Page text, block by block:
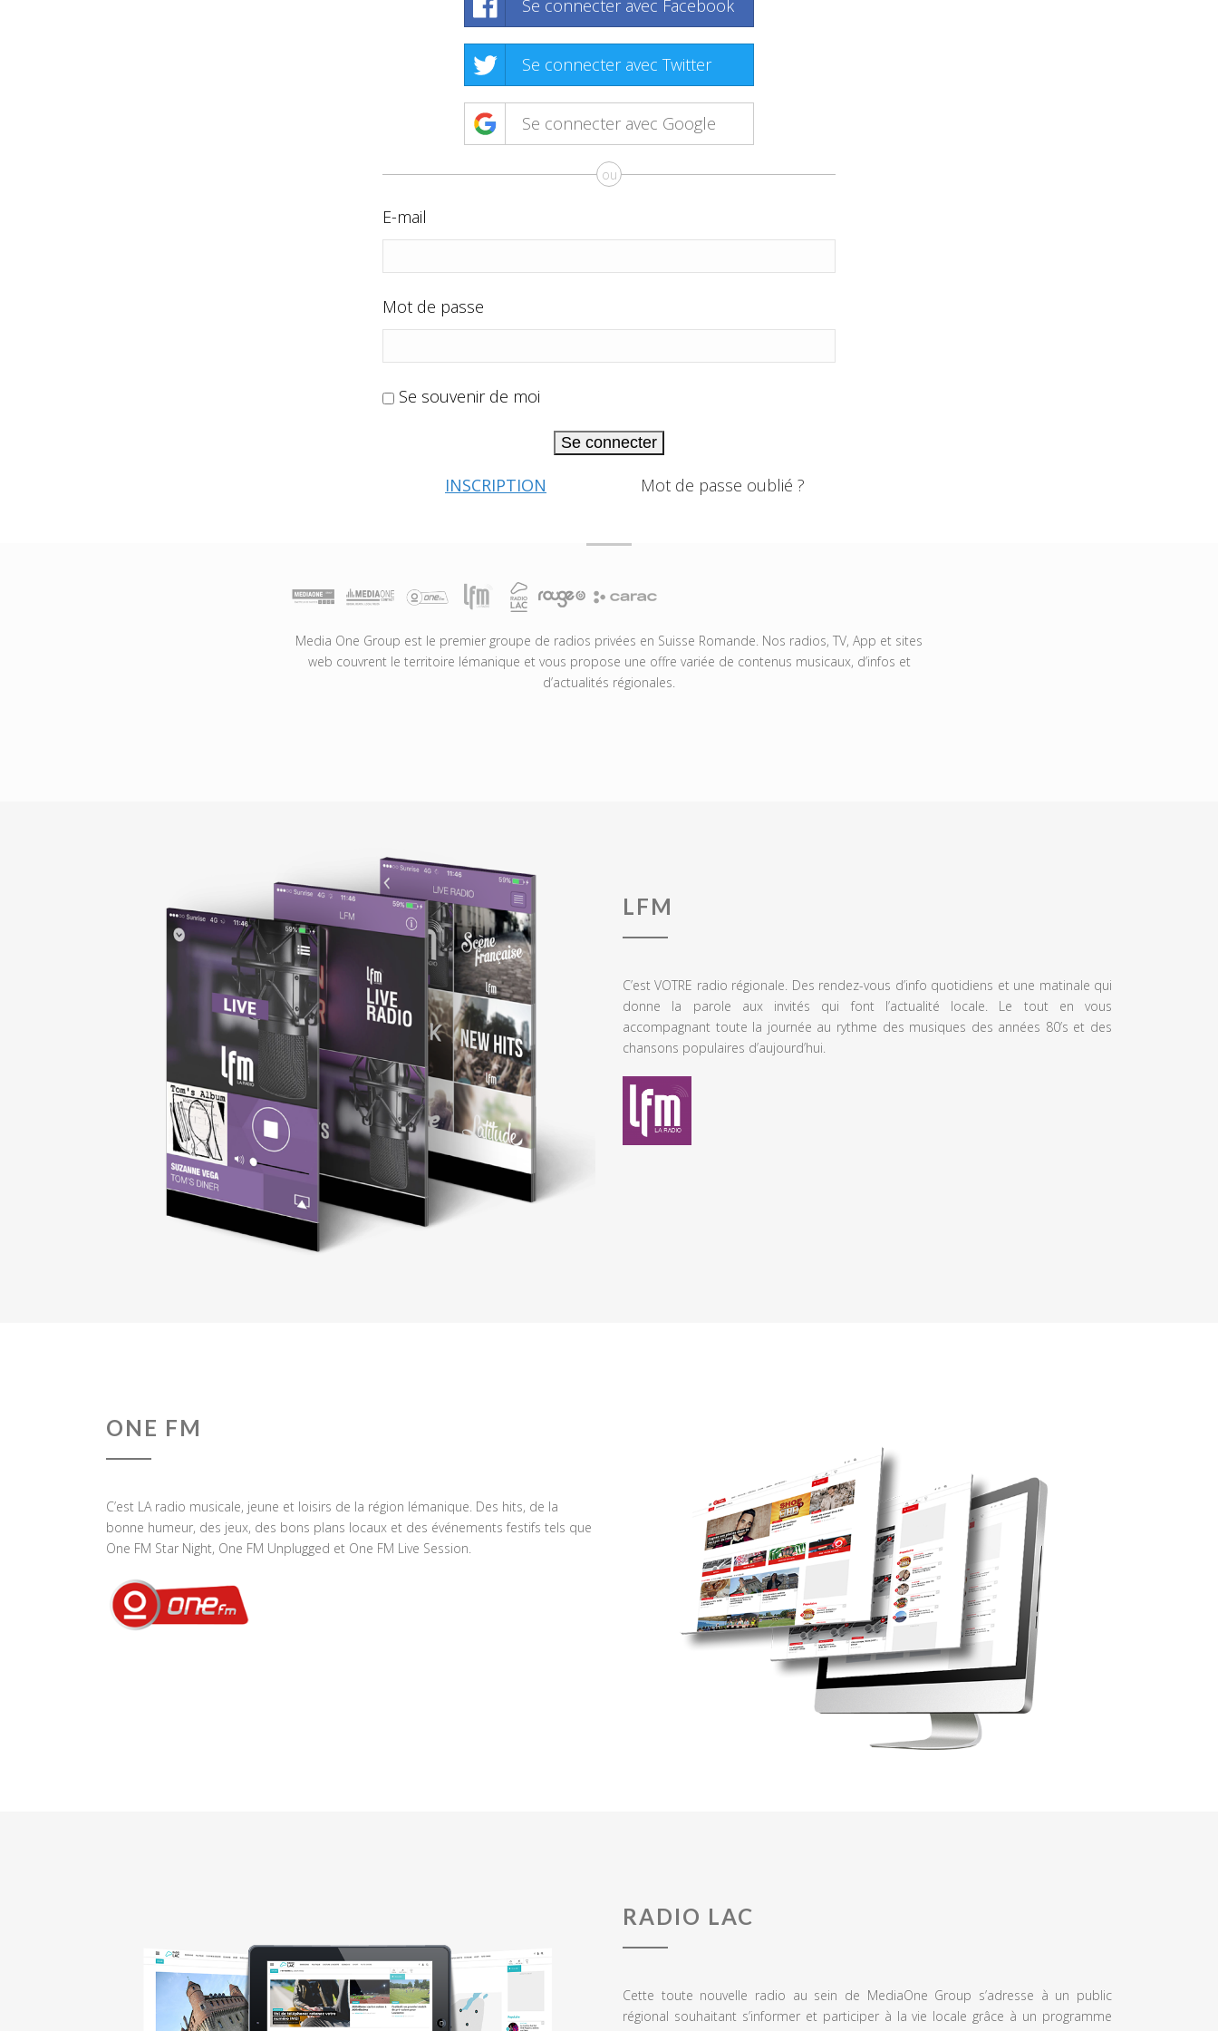
Se connecter avec Facebook
Se connecter avec Twitter
Se connecter avec Google
ou
E-mail
Mot de passe
Se souvenir de moi
Se connecter
INSCRIPTION Mot de passe oublié ?
Media One Group est le premier groupe de radios privées en Suisse Romande. Nos radios, TV, App et sites
web couvrent le territoire lémanique et vous propose une offre variée de contenus musicaux, d’infos et
d’actualités régionales.
LFM
C’est VOTRE radio régionale. Des rendez-vous d’info quotidiens et une matinale qui
donne la parole aux invités qui font l’actualité locale. Le tout en vous
accompagnant toute la journée au rythme des musiques des années 80’s et des
chansons populaires d’aujourd’hui.
ONE FM
C’est LA radio musicale, jeune et loisirs de la région lémanique. Des hits, de la
bonne humeur, des jeux, des bons plans locaux et des événements festifs tels que
One FM Star Night, One FM Unplugged et One FM Live Session.
RADIO LAC
Cette toute nouvelle radio au sein de MediaOne Group s’adresse à un public
régional souhaitant s’informer et participer à la vie locale grâce à un programme